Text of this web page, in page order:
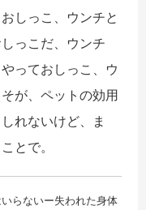
しっこ、ウンチと
っこだ、ウンチ
っておしっこ、ウ
が、ペットの効用
れないけど、ま
とで。
らないー失われた身体